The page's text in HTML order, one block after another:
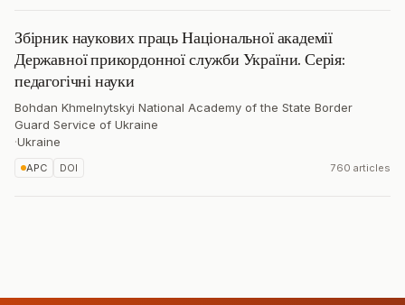
Збірник наукових праць Національної академії
Державної прикордонної служби України. Серія:
педагогічні науки
Bohdan Khmelnytskyi National Academy of the State Border
Guard Service of Ukraine
·Ukraine
APC DOI 760 articles